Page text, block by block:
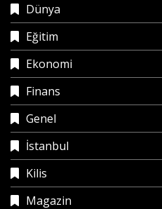
Dünya
Eğitim
Ekonomi
Finans
Genel
İstanbul
Kilis
Magazin